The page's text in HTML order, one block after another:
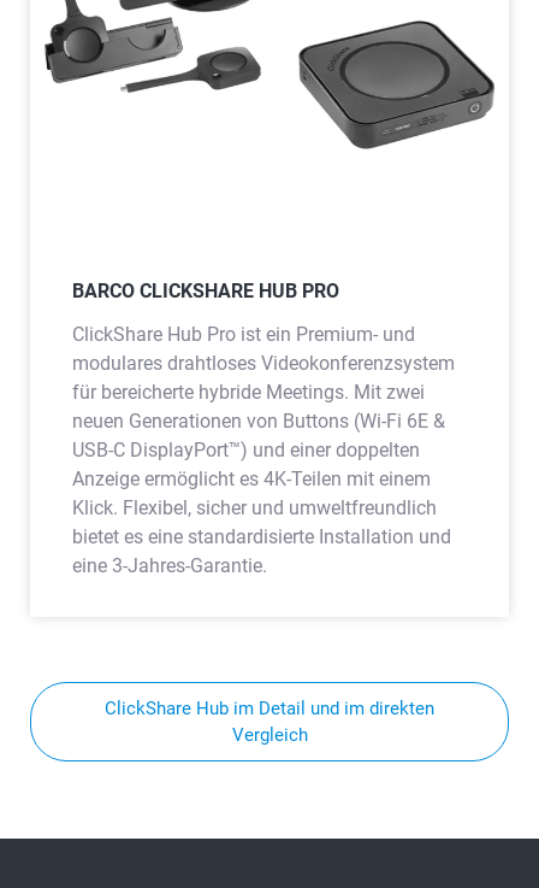
BARCO CLICKSHARE HUB PRO
ClickShare Hub Pro ist ein Premium- und
modulares drahtloses Videokonferenzsystem
für bereicherte hybride Meetings. Mit zwei
neuen Generationen von Buttons (Wi-Fi 6E &
USB-C DisplayPort™) und einer doppelten
Anzeige ermöglicht es 4K-Teilen mit einem
Klick. Flexibel, sicher und umweltfreundlich
bietet es eine standardisierte Installation und
eine 3-Jahres-Garantie.
ClickShare Hub im Detail und im direkten
Vergleich